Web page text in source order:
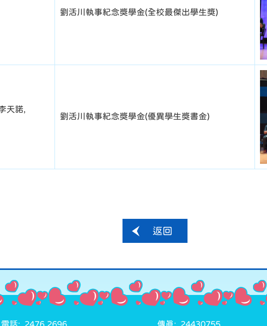
劉活川執事紀念獎學金(全校最傑出學生獎)
天諾,
劉活川執事紀念獎學金(優異學生獎書金)
返回
電話: 2476 2696 傳真: 24430755